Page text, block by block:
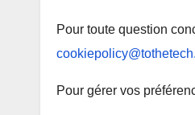
Pour toute question
Pour gérer vos